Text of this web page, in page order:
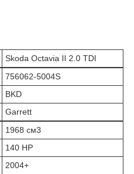
Skoda Octavia II 2.0 TDI
756062-5004S
BKD
Garrett
1968 см3
140 HP
2004+